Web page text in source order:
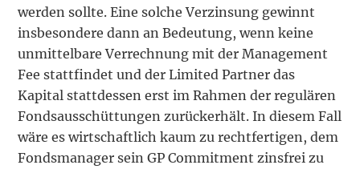
werden sollte. Eine solche Verzinsung gewinnt
insbesondere dann an Bedeutung, wenn keine
unmittelbare Verrechnung mit der Management
Fee stattfindet und der Limited Partner das
Kapital stattdessen erst im Rahmen der regulären
Fondsausschüttungen zurückerhält. In diesem Fall
wäre es wirtschaftlich kaum zu rechtfertigen, dem
Fondsmanager sein GP Commitment zinsfrei zu